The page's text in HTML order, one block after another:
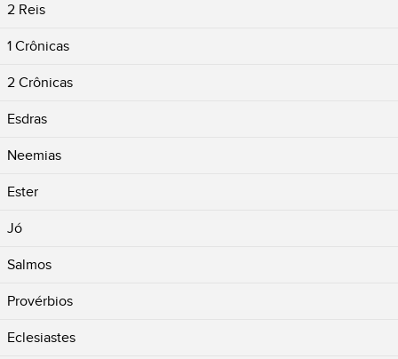
2 Reis
1 Crônicas
2 Crônicas
Esdras
Neemias
Ester
Jó
Salmos
Provérbios
Eclesiastes